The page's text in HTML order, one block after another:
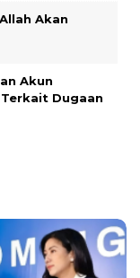
Akan
Akun
Dugaan